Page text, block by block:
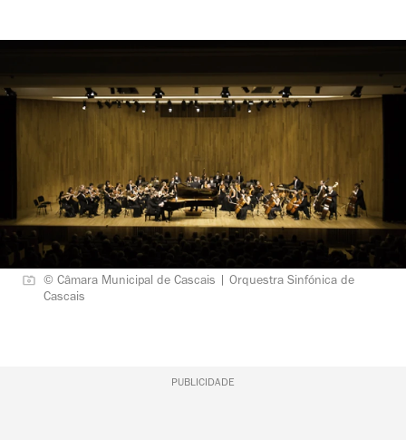
© Câmara Municipal de Cascais | Orquestra Sinfónica de
Cascais
PUBLICIDADE